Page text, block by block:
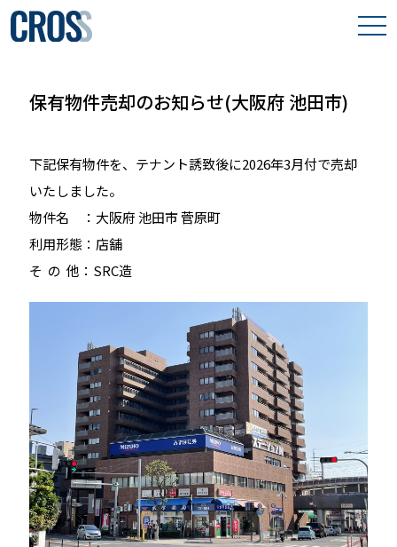
保有物件
会社案内
保有物件売却のお知らせ(大阪府 池田市)
下記保有物件を、テナント誘致後に2026年3月付で売却
いたしました。
物件名 ：大阪府 池田市 菅原町
利用形態： 店舗
そ の 他： SRC造